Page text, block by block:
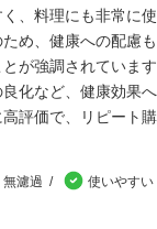
、料理にも非常に
め、健康への配慮
が強調されていま
化など、健康効果
評価で、リピート
無濾過 使いやすい